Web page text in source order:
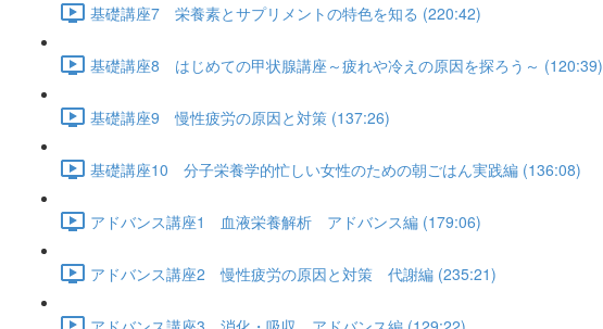
基礎講座7 栄養素とサプリメントの特色を知る (220:42)
基礎講座8 はじめての甲状腺講座～疲れや冷えの原因を探ろう～ (120:39)
基礎講座9 慢性疲労の原因と対策 (137:26)
基礎講座10 分子栄養学的忙しい女性のための朝ごはん実践編 (136:08)
アドバンス講座1 血液栄養解析 アドバンス編 (179:06)
アドバンス講座2 慢性疲労の原因と対策 代謝編 (235:21)